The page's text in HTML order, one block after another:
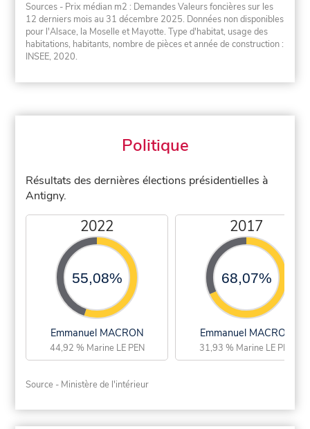
Sources - Prix médian m2 : Demandes Valeurs foncières sur les
12 derniers mois au 31 décembre 2025. Données non disponibles
pour l'Alsace, la Moselle et Mayotte. Type d'habitat, usage des
habitations, habitants, nombre de pièces et année de construction :
INSEE, 2020.
Politique
Résultats des dernières élections présidentielles à
Antigny.
2022
55,08%
Emmanuel MACRON
44,92 % Marine LE PEN
2017
68,07%
Emmanuel MACRON
31,93 % Marine LE PEN
Source - Ministère de l'intérieur